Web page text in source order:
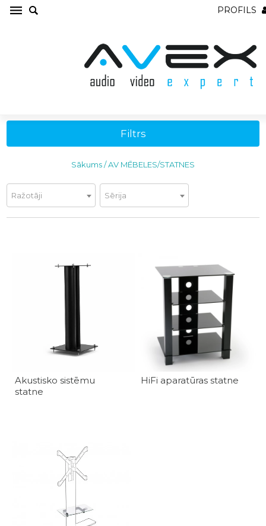
PROFILS
Filtrs
Sākums/AV MĒBELES/STATNES
Ražotāji Sērija
Akustisko sistēmu
statne
HiFi aparatūras statne